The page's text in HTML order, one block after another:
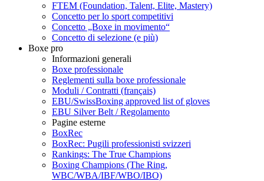
FTEM (Foundation, Talent, Elite, Mastery)
Concetto per lo sport competitivi
Concetto „Boxe in movimento“
Concetto di selezione (e più)
Boxe pro
Informazioni generali
Boxe professionale
Reglementi sulla boxe professionale
Moduli / Contratti (français)
EBU/SwissBoxing approved list of gloves
EBU Silver Belt / Regolamento
Pagine esterne
BoxRec
BoxRec: Pugili professionisti svizzeri
Rankings: The True Champions
Boxing Champions (The Ring,
WBC/WBA/IBF/WBO/IBO)